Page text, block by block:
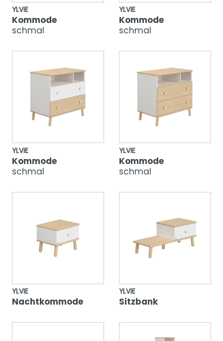
YLVIE
Kommode
schmal
YLVIE
Kommode
schmal
YLVIE
Kommode
schmal
YLVIE
Kommode
schmal
YLVIE
Nachtkommode
YLVIE
Sitzbank